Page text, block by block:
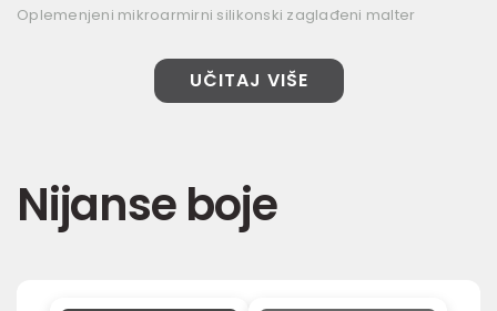
Oplemenjeni mikroarmirni silikonski zaglađeni malter
UČITAJ VIŠE
Nijanse boje